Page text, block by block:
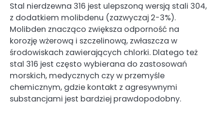
Stal nierdzewna 316 jest ulepszoną wersją stali 304,
z dodatkiem molibdenu (zazwyczaj 2-3%).
Molibden znacząco zwiększa odporność na
korozję wżerową i szczelinową, zwłaszcza w
środowiskach zawierających chlorki. Dlatego też
stal 316 jest często wybierana do zastosowań
morskich, medycznych czy w przemyśle
chemicznym, gdzie kontakt z agresywnymi
substancjami jest bardziej prawdopodobny.